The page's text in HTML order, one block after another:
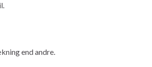
end andre.